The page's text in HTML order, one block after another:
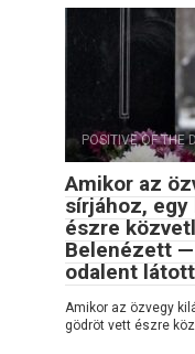
POSITIVE OF THE
Amikor az
sírjához,
észre
Belenézett
odalent
Amikor az özvegy
gödröt vett észre